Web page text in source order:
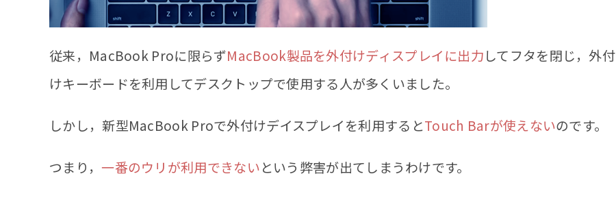
従来，MacBook Proに限らずMacBook製品を外付けディスプレイに出力してフタを閉じ，外付
けキーボードを利用してデスクトップで使用する人が多くいました。
しかし，新型MacBook Proで外付けデイスプレイを利用するとTouch Barが使えないのです。
つまり，一番のウリが利用できないという弊害が出てしまうわけです。